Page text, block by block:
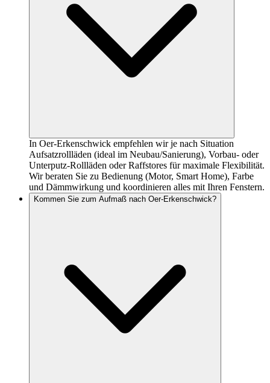
In Oer-Erkenschwick empfehlen wir je nach Situation
Aufsatzrollläden (ideal im Neubau/Sanierung), Vorbau- oder
Unterputz-Rollläden oder Raffstores für maximale Flexibilität.
Wir beraten Sie zu Bedienung (Motor, Smart Home), Farbe
und Dämmwirkung und koordinieren alles mit Ihren Fenstern.
Kommen Sie zum Aufmaß nach Oer-Erkenschwick?